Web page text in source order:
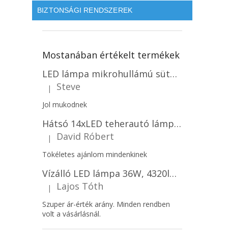
BIZTONSÁGI RENDSZEREK
Mostanában értékelt termékek
LED lámpa mikrohullámú sütővel és fényérzékelővel 18W, 1830lm, IP44, 4000K, kerek, fehér keret/2-PACK!
A termék értékelése 5-ből 5 csillag.
| Steve
Jol mukodnek
Hátsó 14xLED teherautó lámpa, 12V, bal vagy jobb oldali vagy jobb oldali/2-PACK! [L1070-BL]
A termék értékelése 5-ből 5 csillag.
| David Róbert
Tökéletes ajánlom mindenkinek
Vízálló LED lámpa 36W, 4320lm (120lm/W), IP65, 120cm, 5+7 gratis!
A termék értékelése 5-ből 5 csillag.
| Lajos Tóth
Szuper ár-érték arány. Minden rendben
volt a vásárlásnál.